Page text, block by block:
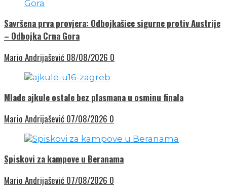
Savršena prva provjera: Odbojkašice sigurne protiv Austrije
– Odbojka Crna Gora
Mario Andrijašević 08/08/2026 0
Mlade ajkule ostale bez plasmana u osminu finala
Mario Andrijašević 07/08/2026 0
Spiskovi za kampove u Beranama
Mario Andrijašević 07/08/2026 0